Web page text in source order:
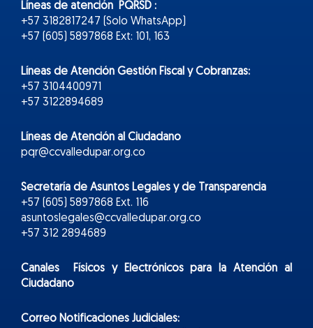
Líneas de atención PQRSD :
+57 3182817247 (Solo WhatsApp)
+57 (605) 5897868 Ext: 101, 163
Líneas de Atención Gestión Fiscal y Cobranzas:
+57 3104400971
+57 3122894689
Líneas de Atención al Ciudadano
pqr@ccvalledupar.org.co
Secretaría de Asuntos Legales y de Transparencia
+57 (605) 5897868 Ext. 116
asuntoslegales@ccvalledupar.org.co
+57 312 2894689
Canales Físicos yElectrónicospara la Atención al
Ciudadano
Correo Notificaciones Judiciales: